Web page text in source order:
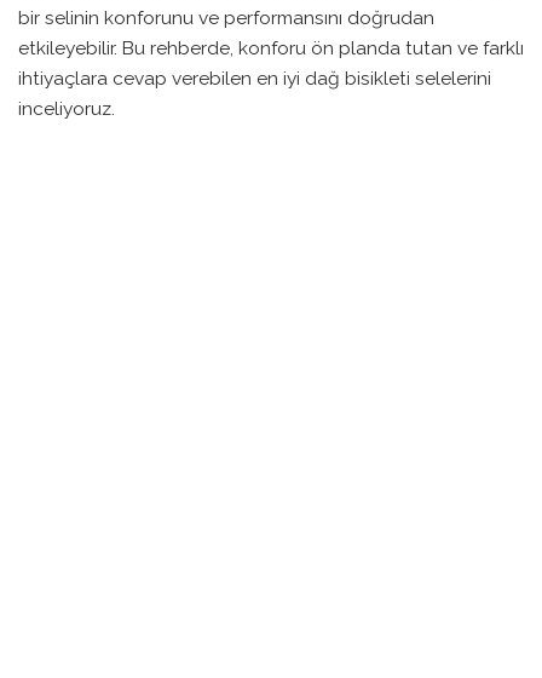
bir selinin konforunu ve performansını doğrudan
etkileyebilir. Bu rehberde, konforu ön planda tutan ve farklı
ihtiyaçlara cevap verebilen en iyi dağ bisikleti selelerini
inceliyoruz.